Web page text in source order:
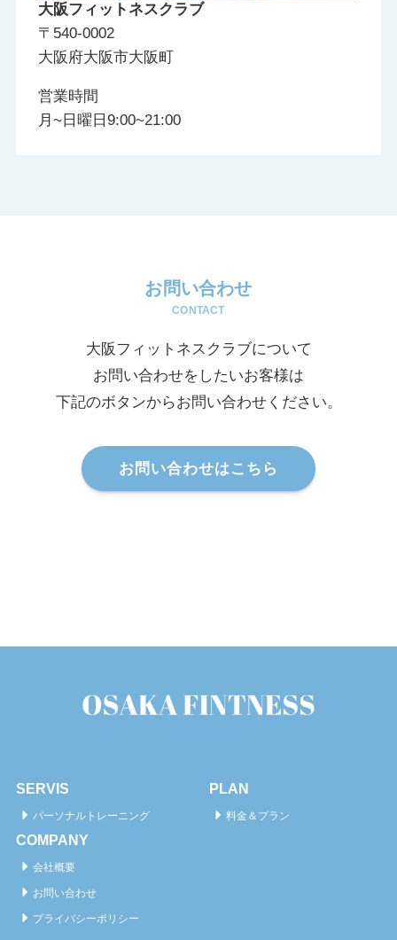
大阪フィットネスクラブ
〒540-0002
大阪府大阪市大阪町
営業時間
月~日曜日9:00~21:00
お問い合わせ
CONTACT
大阪フィットネスクラブについて
お問い合わせをしたいお客様は
下記のボタンからお問い合わせください。
お問い合わせはこちら
SERVIS
パーソナルトレーニング
PLAN
料金＆プラン
COMPANY
会社概要
お問い合わせ
プライバシーポリシー